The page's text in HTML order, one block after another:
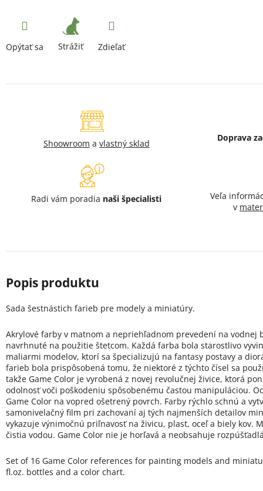
Opýtať sa Strážiť Zdieľať
Shoowroom a vlastný sklad
Doprava
Radi vám poradia naši špecialisti
Veľa
v
Sada šestnástich farieb pre modely a miniatúry.
Akrylové farby v matnom a nepriehľadnom prevedení na vodnej
navrhnuté na použitie štetcom. Každá farba bola starostlivo
maliarmi modelov, ktorí sa špecializujú na fantasy postavy a
farieb bola prispôsobená tomu, že niektoré z týchto čísel sa
takže Game Color je vyrobená z novej revolučnej živice, ktorá
odolnosť voči poškodeniu spôsobenému častou manipuláciou.
Game Color na vopred ošetrený povrch. Farby rýchlo schnú a
samonivelačný film pri zachovaní aj tých najmenších detailov
vykazuje výnimočnú priľnavosť na živicu, plast, oceľ a biely kov.
čistia vodou. Game Color nie je horľavá a neobsahuje
Set of 16 Game Color references for painting models and
fl.oz. bottles and a color chart.